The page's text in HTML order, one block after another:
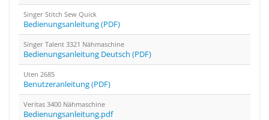
Singer Stitch Sew Quick
Bedienungsanleitung (PDF)
Singer Talent 3321 Nähmaschine
Bedienungsanleitung Deutsch (PDF)
Uten 2685
Benutzeranleitung (PDF)
Veritas 3400 Nähmaschine
Bedienungsanleitung.pdf